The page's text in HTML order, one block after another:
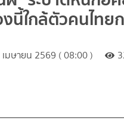
งนี้ใกล้ตัวคนไท
เมษายน 2569 ( 08:00 )